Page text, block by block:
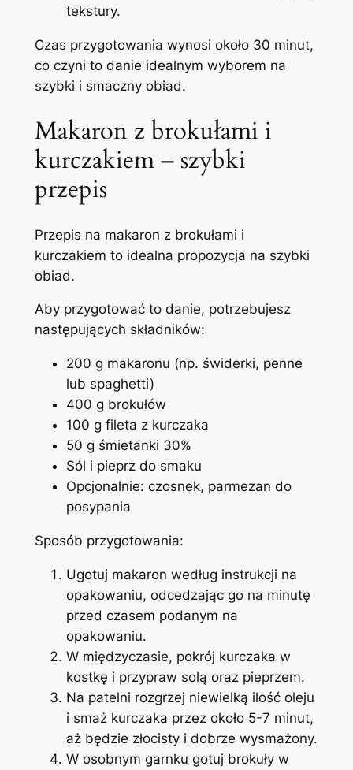
tekstury.
Czas przygotowania wynosi około 30 minut,
co czyni to danie idealnym wyborem na
szybki i smaczny obiad.
Makaron z brokułami i
kurczakiem – szybki
przepis
Przepis na makaron z brokułami i
kurczakiem to idealna propozycja na szybki
obiad.
Aby przygotować to danie, potrzebujesz
następujących składników:
200 g makaronu (np. świderki, penne
lub spaghetti)
400 g brokułów
100 g fileta z kurczaka
50 g śmietanki 30%
Sól i pieprz do smaku
Opcjonalnie: czosnek, parmezan do
posypania
Sposób przygotowania:
Ugotuj makaron według instrukcji na
opakowaniu, odcedzając go na minutę
przed czasem podanym na
opakowaniu.
W międzyczasie, pokrój kurczaka w
kostkę i przypraw solą oraz pieprzem.
Na patelni rozgrzej niewielką ilość oleju
i smaż kurczaka przez około 5-7 minut,
aż będzie złocisty i dobrze wysmażony.
W osobnym garnku gotuj brokuły w